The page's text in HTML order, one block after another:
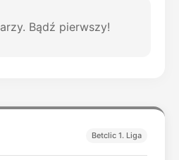
Bądź pierwszy!
Betclic 1. Liga